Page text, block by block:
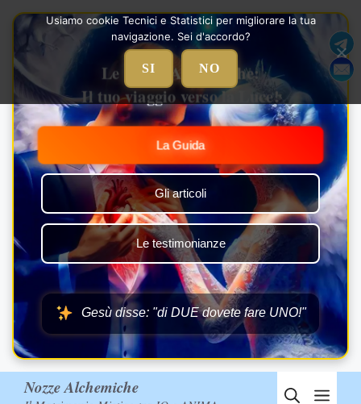
Vai
contenuto
Le Nozze Alchemiche:
Il tuo viaggio verso la Luce!
La Guida
Gli articoli
Le testimonianze
Gesù disse: "di DUE dovete fare UNO!"
Nozze Alchemiche
Usiamo cookie Tecnici e Statistici per migliorare la tua
navigazione. Sei d'accordo?
SI NO